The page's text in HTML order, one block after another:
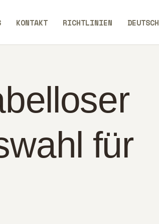
KONTAKT RICHTLINIEN DEUTSCH
für